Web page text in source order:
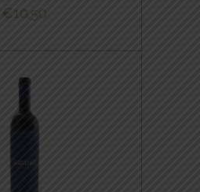
BUY NOW
€10.50
FAVORIETEN
WIJNEN
Primitivo is een